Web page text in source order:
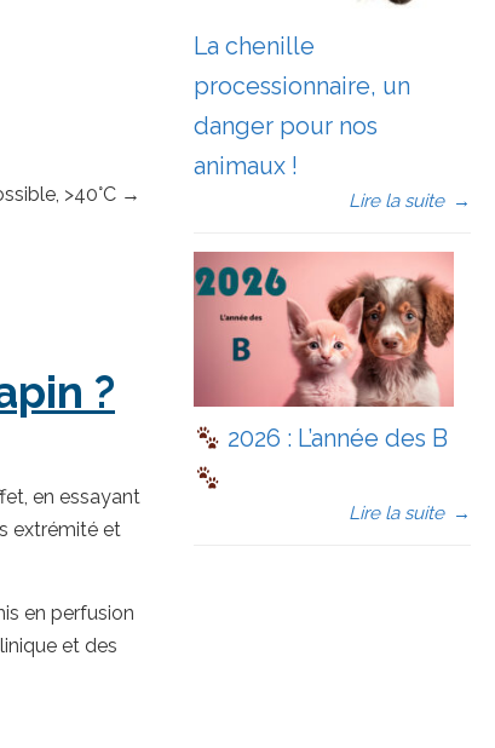
>40°C →
?
en essayant
extrémité et
en perfusion
et des
La chenille
processionnaire, un
danger pour nos
animaux !
Lire la suite →
2026 : L’année des B
Lire la suite →